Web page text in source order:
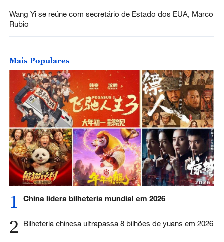
Wang Yi se reúne com secretário de Estado dos EUA, Marco
Rubio
Mais Populares
1 China lidera bilheteria mundial em 2026
2 Bilheteria chinesa ultrapassa 8 bilhões de yuans em 2026